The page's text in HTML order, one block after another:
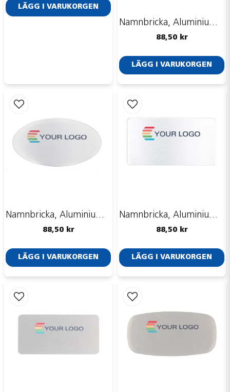
Skicka fråga
LÄGG I VARUKORGEN
Namnbricka, Aluminium, Aluline, TV-bricka, silver/grå, 62x32 mm
88,50 kr
LÄGG I VARUKORGEN
Namnbricka, Aluminium, Aluline, oval, silver/grå, 60x34 mm
88,50 kr
LÄGG I VARUKORGEN
Namnbricka, Aluminium, Aluline, Rektangulär, silver/grå, 60x30 mm
88,50 kr
LÄGG I VARUKORGEN